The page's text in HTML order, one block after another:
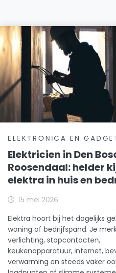
ELEKTRONICA EN
Elektricien in Den
Roosendaal: helder
elektra in huis en
15 mei 2026
Elektra hoort bij het dagelijks
woning of bedrijfspand. Je
verlichting, stopcontacten,
keukenapparatuur, internet,
verwarming en steeds vaker